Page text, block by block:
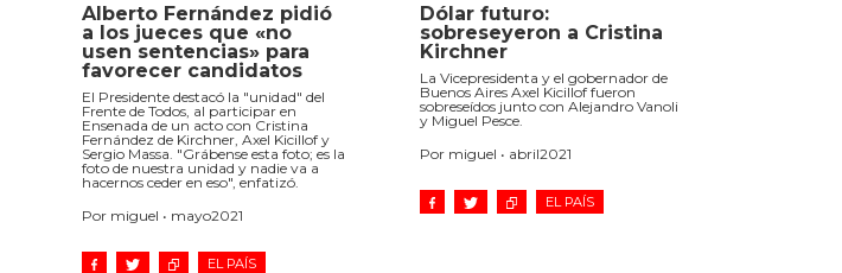
Alberto Fernández pidió
a los jueces que «no
usen sentencias» para
favorecer candidatos
El Presidente destacó la "unidad" del
Frente de Todos, al participar en
Ensenada de un acto con Cristina
Fernández de Kirchner, Axel Kicillof y
Sergio Massa. "Grábense esta foto; es la
foto de nuestra unidad y nadie va a
hacernos ceder en eso", enfatizó.
Por miguel • mayo2021
EL PAÍS
Dólar futuro:
sobreseyeron a Cristina
Kirchner
La Vicepresidenta y el gobernador de
Buenos Aires Axel Kicillof fueron
sobreseídos junto con Alejandro Vanoli
y Miguel Pesce.
Por miguel • abril2021
EL PAÍS